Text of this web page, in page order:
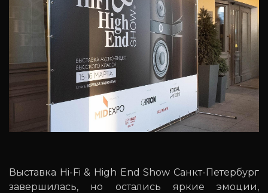
Выставка Hi-Fi & High End Show Санкт-Петербург
завершилась, но остались яркие эмоции,